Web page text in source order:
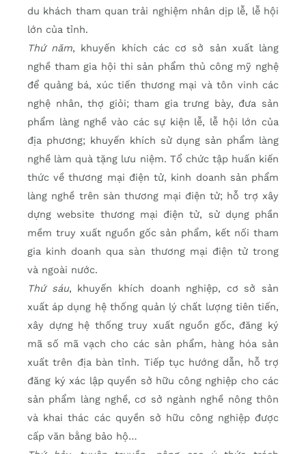
du khách tham quan trải nghiệm nhân dịp lễ, lễ hội
lớn của tỉnh.
Thứ năm, khuyến khích các cơ sở sản xuất làng
nghề tham gia hội thi sản phẩm thủ công mỹ nghệ
để quảng bá, xúc tiến thương mại và tôn vinh các
nghệ nhân, thợ giỏi; tham gia trưng bày, đưa sản
phẩm làng nghề vào các sự kiện lễ, lễ hội lớn của
địa phương; khuyến khích sử dụng sản phẩm làng
nghề làm quà tặng lưu niệm. Tổ chức tập huấn kiến
thức về thương mại điện tử, kinh doanh sản phẩm
làng nghề trên sàn thương mại điện tử; hỗ trợ xây
dựng website thương mại điện tử, sử dụng phần
mềm truy xuất nguồn gốc sản phẩm, kết nối tham
gia kinh doanh qua sàn thương mại điện tử trong
và ngoài nước.
Thứ sáu, khuyến khích doanh nghiệp, cơ sở sản
xuất áp dụng hệ thống quản lý chất lượng tiên tiến,
xây dựng hệ thống truy xuất nguồn gốc, đăng ký
mã số mã vạch cho các sản phẩm, hàng hóa sản
xuất trên địa bàn tỉnh. Tiếp tục hướng dẫn, hỗ trợ
đăng ký xác lập quyền sở hữu công nghiệp cho các
sản phẩm làng nghề, cơ sở ngành nghề nông thôn
và khai thác các quyền sở hữu công nghiệp được
cấp văn bằng bảo hộ…